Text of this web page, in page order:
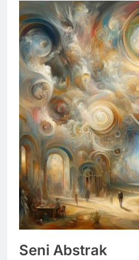
Seni Abstrak